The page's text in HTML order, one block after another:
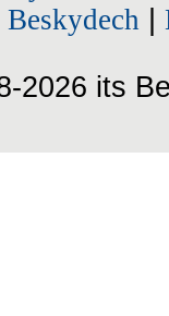
Beskydech
2026 its